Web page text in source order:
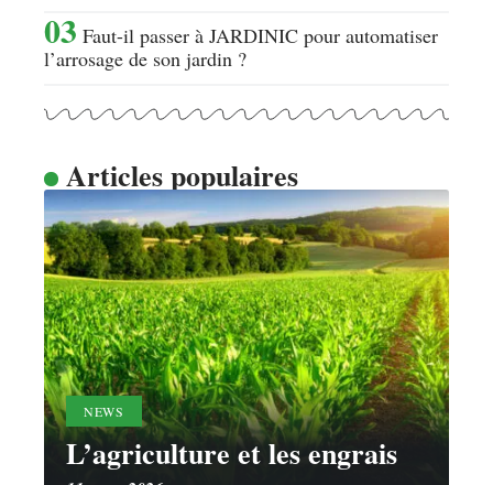
Faut-il passer à JARDINIC pour automatiser
l’arrosage de son jardin ?
Articles populaires
NEWS
L’agriculture et les engrais